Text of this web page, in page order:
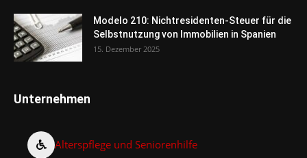
Modelo 210: Nichtresidenten-Steuer für die
Selbstnutzung von Immobilien in Spanien
15. Dezember 2025
Unternehmen
Alterspflege und Seniorenhilfe